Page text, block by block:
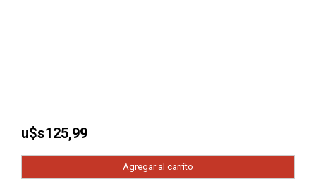
u$s125,99
Agregar al carrito